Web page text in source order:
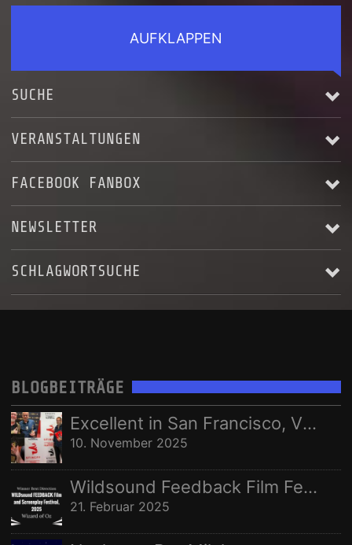
AUFKLAPPEN
SUCHE
VERANSTALTUNGEN
Alle anzeigen
FACEBOOK FANBOX
NEWSLETTER
Nachname:
Ort:
SCHLAGWORTSUCHE
LIVES - AS THEY PASS YOU BY
RECORDING STEREOPUR STING ILLUSTRATED STUDIO
STUDIO AUFNAHMEN STUDIOAUFNAHMEN
WELTRAUMSTUDIOS WIZARD OF OZ
BLOGBEITRÄGE
Excellent in San Francisco, Vize in Freising
10. November 2025
Wildsound Feedback Film Festival: Beste Regie
21. Februar 2025